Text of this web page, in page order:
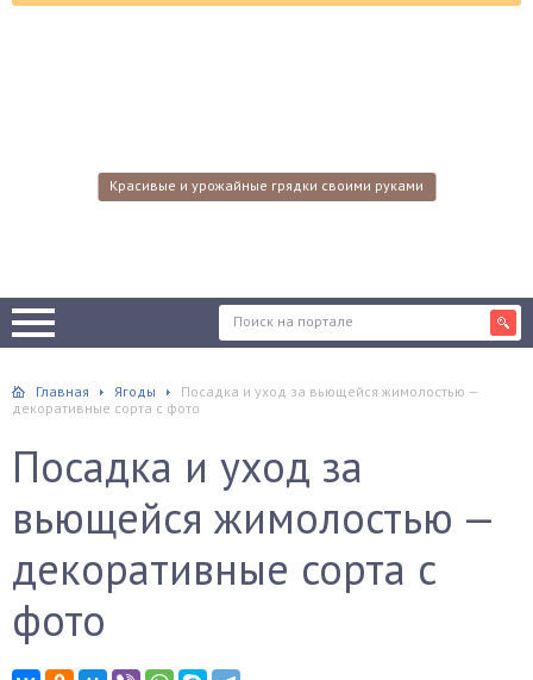
Красивые и урожайные грядки своими руками
Главная Ягоды
Посадка и уход за вьющейся жимолостью —
декоративные сорта с фото
Посадка и уход за
вьющейся жимолостью —
декоративные сорта с
фото